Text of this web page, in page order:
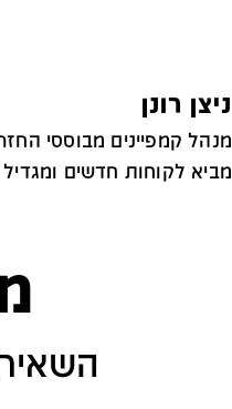
ניצן רונן
מנהל קמפיינים מבוססי
מביא לקוחות חדשים